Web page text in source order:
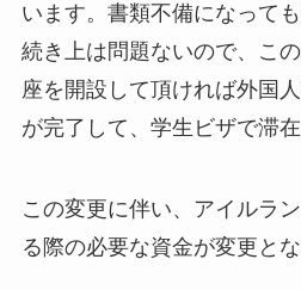
います。書類不備になって
続き上は問題ないので、こ
座を開設して頂ければ外国
が完了して、学生ビザで滞在
この変更に伴い、アイルラ
る際の必要な資金が変更とな